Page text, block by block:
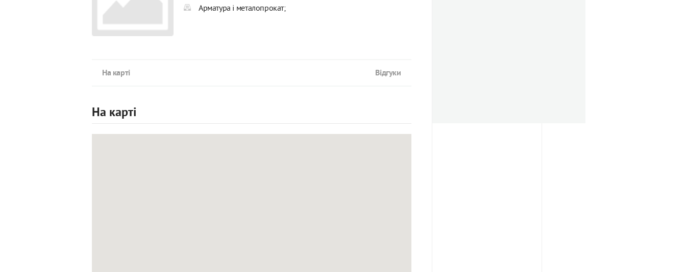
Арматура і металопрокат;
На карті Відгуки
На карті